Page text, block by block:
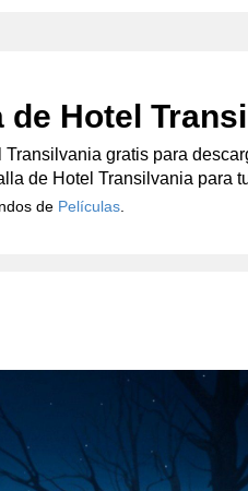
de Hotel
Transilvania gratis para
de Hotel Transilvania para
de Películas